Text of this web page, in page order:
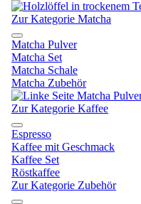
Zur Kategorie Matcha
Matcha Pulver
Matcha Set
Matcha Schale
Matcha Zubehör
Zur Kategorie Kaffee
Espresso
Kaffee mit Geschmack
Kaffee Set
Röstkaffee
Zur Kategorie Zubehör